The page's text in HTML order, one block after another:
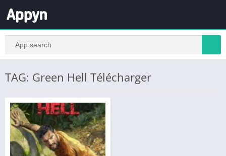
TAG: Green Hell Télécharger